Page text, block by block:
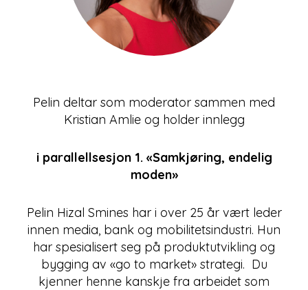
Pelin deltar som moderator sammen med
Kristian Amlie og holder innlegg
i parallellsesjon 1. «Samkjøring, endelig
moden»
Pelin Hizal Smines har i over 25 år vært leder
innen media, bank og mobilitetsindustri. Hun
har spesialisert seg på produktutvikling og
bygging av «go to market» strategi. Du
kjenner henne kanskje fra arbeidet som